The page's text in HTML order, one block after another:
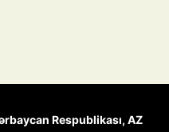
Respublikası, AZ